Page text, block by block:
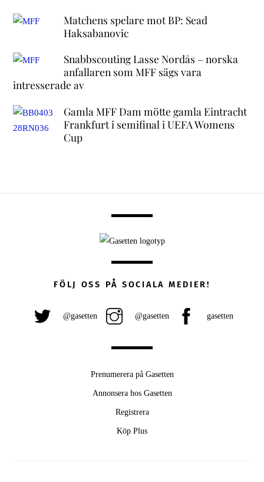
Matchens spelare mot BP: Sead
Haksabanovic
Snabbscouting Lasse Nordås – norska
anfallaren som MFF sägs vara
intresserade av
Gamla MFF Dam mötte gamla Eintracht
Frankfurt i semifinal i UEFA Womens
Cup
FÖLJ OSS PÅ SOCIALA MEDIER!
@gasetten @gasetten gasetten
Prenumerera på Gasetten
Annonsera hos Gasetten
Registrera
Köp Plus